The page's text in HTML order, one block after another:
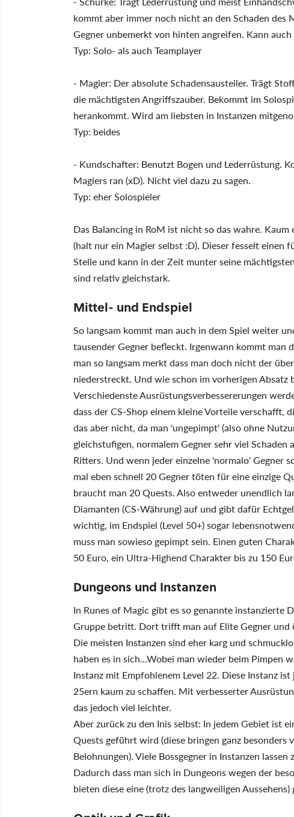
kommt aber immer noch nicht an den Schaden
Gegner unbemerkt von hinten angreifen. Kann
Typ: Solo- als auch Teamplayer
- Magier: Der absolute Schadensausteiler. Trägt
die mächtigsten Angriffszauber. Bekommt im
herankommt. Wird am liebsten in Instanzen
Typ: beides
- Kundschafter: Benutzt Bogen und Lederrüstung.
Magiers ran (xD). Nicht viel dazu zu sagen.
Typ: eher Solospieler
Das Balancing in RoM ist nicht so das wahre.
(halt nur ein Magier selbst :D). Dieser fesselt einen
Stelle und kann in der Zeit munter seine
sind relativ gleichstark.
Mittel- und Endspiel
So langsam kommt man auch in dem Spiel weiter
tausender Gegner befleckt. Irgenwann kommt man
man so langsam merkt dass man doch nicht der
niederstreckt. Und wie schon im vorherigen Absatz
Verschiedenste Ausrüstungsverbessererungen
dass der CS-Shop einem kleine Vorteile
das aber nicht, da man 'ungepimpt' (also ohne
gleichstufigen, normalem Gegner sehr viel
Ritters. Und wenn jeder einzelne 'normalo' Gegner
mal eben schnell 20 Gegner töten für eine einzige
braucht man 20 Quests. Also entweder unendlich
Diamanten (CS-Währung) auf und gibt dafür
wichtig, im Endspiel (Level 50+) sogar
muss man sowieso gepimpt sein. Einen guten
50 Euro, ein Ultra-Highend Charakter bis zu 150
Dungeons und Instanzen
In Runes of Magic gibt es so genannte instanzierte
Gruppe betritt. Dort trifft man auf Elite Gegner und
Die meisten Instanzen sind eher karg und
haben es in sich...Wobei man wieder beim Pimpen
Instanz mit Empfohlenem Level 22. Diese Instanz
25ern kaum zu schaffen. Mit verbesserter
das jedoch viel leichter.
Aber zurück zu den Inis selbst: In jedem Gebiet ist
Quests geführt wird (diese bringen ganz besonders
Belohnungen). Viele Bossgegner in Instanzen
Dadurch dass man sich in Dungeons wegen der
bieten diese eine (trotz des langweiligen